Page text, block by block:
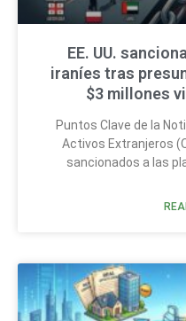
EE. UU.
iraníes tras
$3 millones
Puntos Clave de la
Activos Extranjeros
sancionados a las